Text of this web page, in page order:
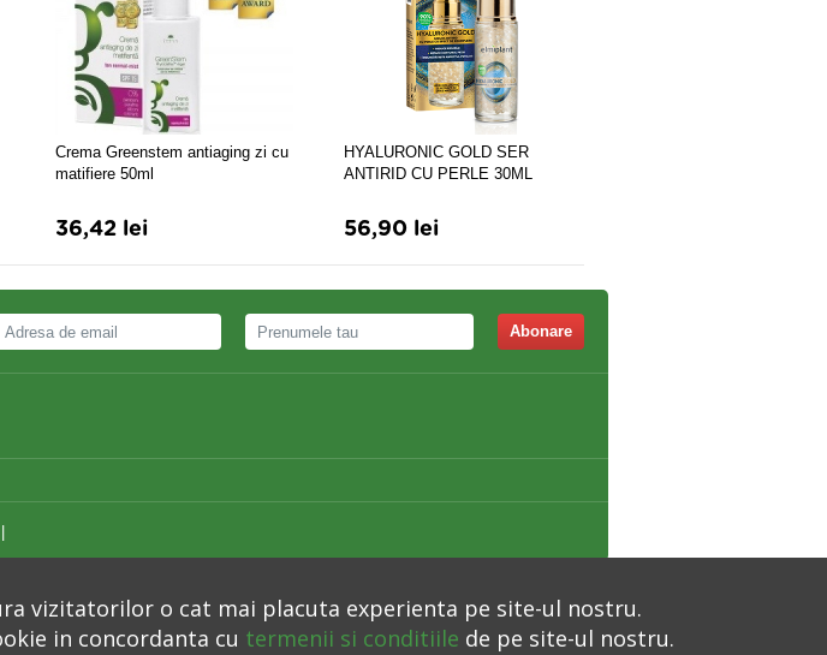
Crema Greenstem antiaging zi cu
matifiere 50ml
36,42 lei
HYALURONIC GOLD SER
ANTIRID CU PERLE 30ML
56,90 lei
Abonare
vizitatorilor o cat mai placuta experienta pe site-ul nostru.
in concordanta cu termenii si conditiile de pe site-ul nostru.